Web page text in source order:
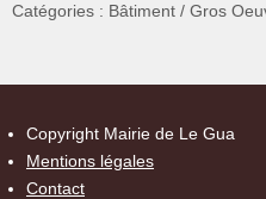
Catégories : Bâtiment / Gros
Copyright Mairie de Le Gua
Mentions légales
Contact